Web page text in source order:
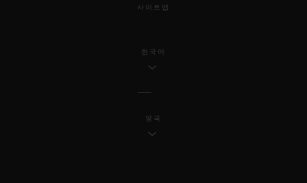
사이트맵
한국어
영국